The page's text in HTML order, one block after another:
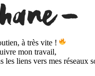
à très vite !
mon travail,
les liens vers mes réseaux